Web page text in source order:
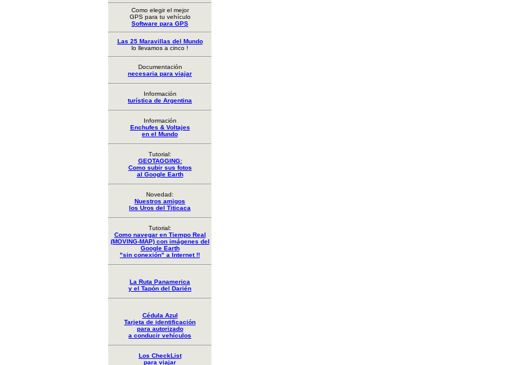
Como elegir el mejor
GPS para tu vehículo
Software para GPS
Las 25 Maravillas del Mundo
lo llevamos a cinco !
Documentación
necesaria para viajar
Información
turística de Argentina
Información
Enchufes & Voltajes
en el Mundo
Tutorial:
GEOTAGGING:
Como subir sus fotos
al Google Earth
Novedad:
Nuestros amigos
los Uros del Titicaca
Tutorial:
Como navegar en Tiempo Real
(MOVING-MAP) con imágenes del
Google Earth
"sin conexión" a Internet !!
La Ruta Panamerica
y el Tapón del Darién
Cédula Azul
Tarjeta de identificación
para autorizado
a conducir vehículos
Los CheckList
para viajar